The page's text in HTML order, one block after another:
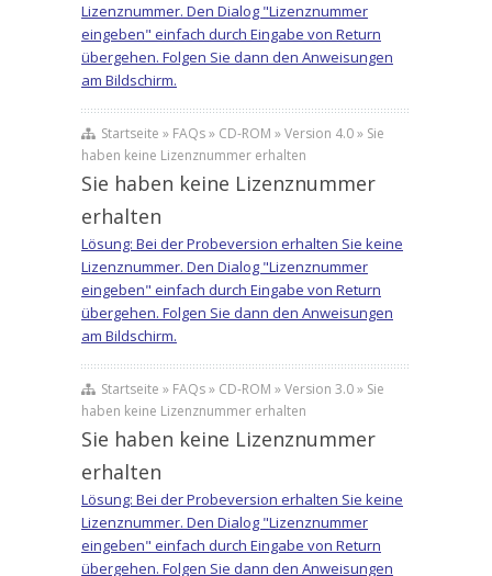
Lizenznummer. Den Dialog "Lizenznummer
eingeben" einfach durch Eingabe von Return
übergehen. Folgen Sie dann den Anweisungen
am Bildschirm.
Startseite » FAQs » CD-ROM » Version 4.0 » Sie
haben keine Lizenznummer erhalten
Sie haben keine Lizenznummer
erhalten
Lösung: Bei der Probeversion erhalten Sie keine
Lizenznummer. Den Dialog "Lizenznummer
eingeben" einfach durch Eingabe von Return
übergehen. Folgen Sie dann den Anweisungen
am Bildschirm.
Startseite » FAQs » CD-ROM » Version 3.0 » Sie
haben keine Lizenznummer erhalten
Sie haben keine Lizenznummer
erhalten
Lösung: Bei der Probeversion erhalten Sie keine
Lizenznummer. Den Dialog "Lizenznummer
eingeben" einfach durch Eingabe von Return
übergehen. Folgen Sie dann den Anweisungen